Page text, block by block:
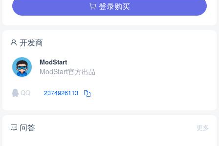
登录购买
开发商
ModStart
ModStart官方出品
QQ 2374926113
更多
问答